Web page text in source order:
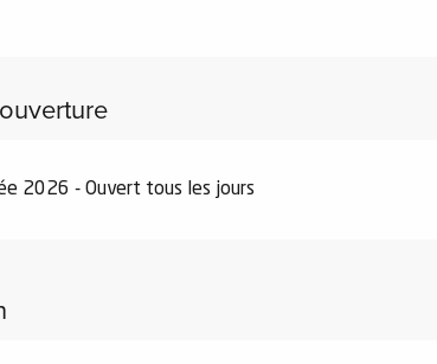
2026 - Ouvert tous les jours